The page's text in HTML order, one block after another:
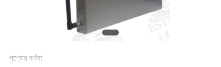
পণ্যের বর্ণনা